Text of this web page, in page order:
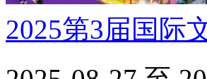
2025第3届国际